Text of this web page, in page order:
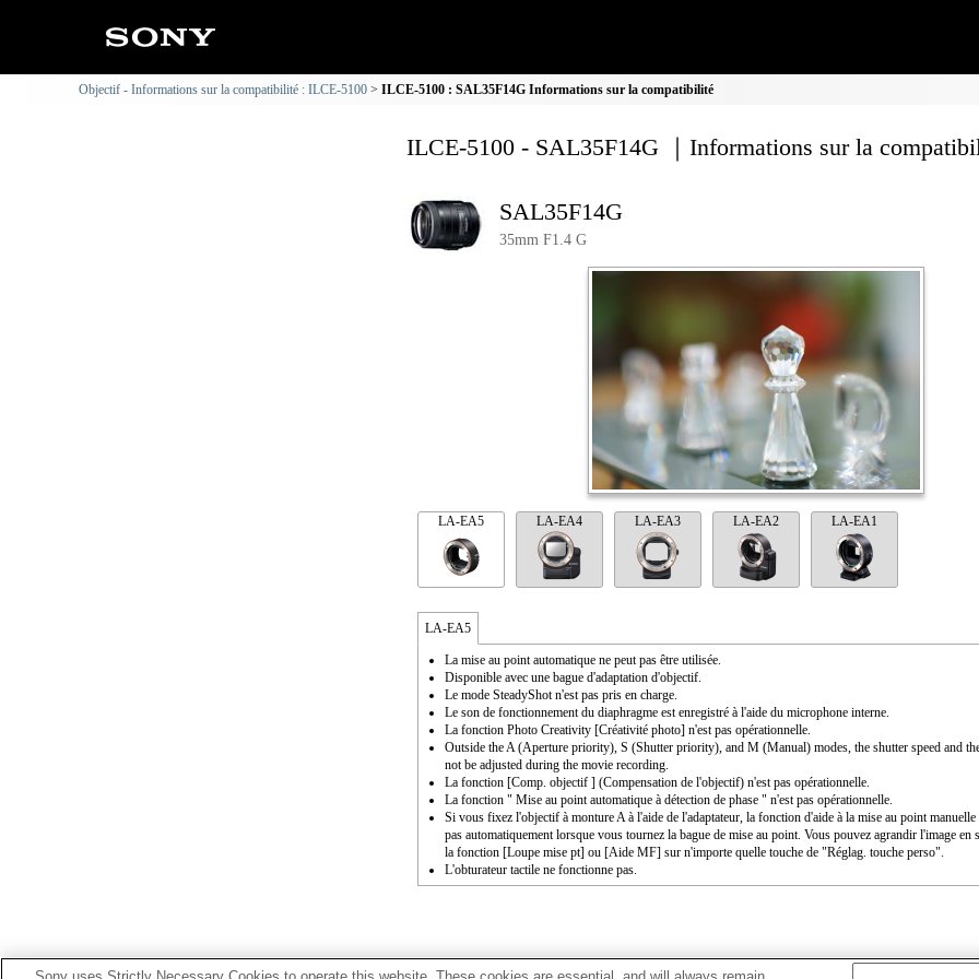
Objectif - Informations sur la compatibilité : ILCE-5100 ILCE-5100 : SAL35F14G Informations sur la compatibilité
ILCE-5100 - SAL35F14G ｜Informations sur la
SAL35F14G
35mm F1.4 G
LA-EA5 LA-EA4 LA-EA3 LA-EA2 LA-EA1
LA-EA5
La mise au point automatique ne peut pas être utilisée.
Disponible avec une bague d'adaptation d'objectif.
Le mode SteadyShot n'est pas pris en charge.
Le son de fonctionnement du diaphragme est enregistré à l'aide du microphone interne.
La fonction Photo Creativity [Créativité photo] n'est pas opérationnelle.
Outside the A (Aperture priority), S (Shutter priority), and M (Manual) modes, the shutter speed and
not be adjusted during the movie recording.
La fonction [Comp. objectif ] (Compensation de l'objectif) n'est pas opérationnelle.
La fonction " Mise au point automatique à détection de phase " n'est pas opérationnelle.
Si vous fixez l'objectif à monture A à l'aide de l'adaptateur, la fonction d'aide à la mise au point
pas automatiquement lorsque vous tournez la bague de mise au point. Vous pouvez agrandir l'image en
la fonction [Loupe mise pt] ou [Aide MF] sur n'importe quelle touche de "Réglag. touche perso".
L'obturateur tactile ne fonctionne pas.